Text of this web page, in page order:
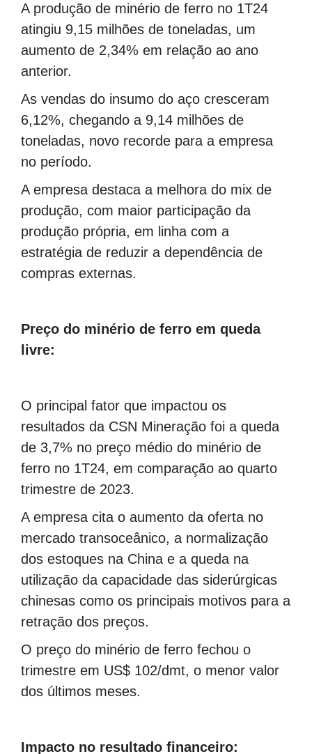
A produção de minério de ferro no 1T24
atingiu 9,15 milhões de toneladas, um
aumento de 2,34% em relação ao ano
anterior.
As vendas do insumo do aço cresceram
6,12%, chegando a 9,14 milhões de
toneladas, novo recorde para a empresa
no período.
A empresa destaca a melhora do mix de
produção, com maior participação da
produção própria, em linha com a
estratégia de reduzir a dependência de
compras externas.
Preço do minério de ferro em queda
livre:
O principal fator que impactou os
resultados da CSN Mineração foi a queda
de 3,7% no preço médio do minério de
ferro no 1T24, em comparação ao quarto
trimestre de 2023.
A empresa cita o aumento da oferta no
mercado transoceânico, a normalização
dos estoques na China e a queda na
utilização da capacidade das siderúrgicas
chinesas como os principais motivos para a
retração dos preços.
O preço do minério de ferro fechou o
trimestre em US$ 102/dmt, o menor valor
dos últimos meses.
Impacto no resultado financeiro: